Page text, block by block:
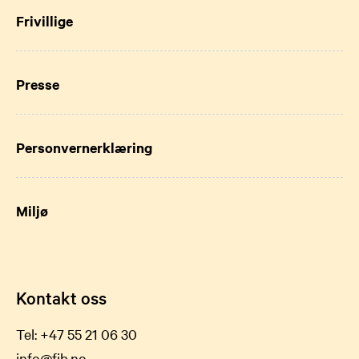
Frivillige
Presse
Personvernerklæring
Miljø
Kontakt oss
Tel: +47 55 21 06 30